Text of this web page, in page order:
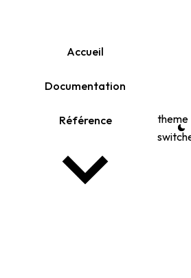
Accueil
Documentation
Référence
theme